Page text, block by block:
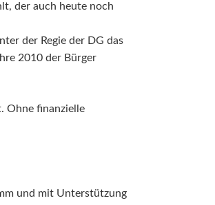
der auch heute noch
der Regie der DG das
2010 der Bürger
Ohne finanzielle
und mit Unterstützung